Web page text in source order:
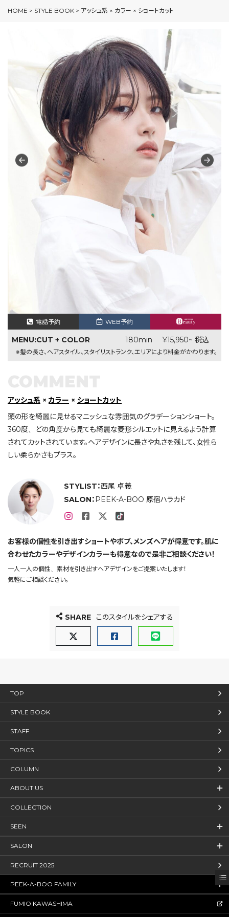
HOME > STYLE BOOK > アッシュ系 × カラー × ショートカット
電話予約 WEB予約
MENU:CUT + COLOR 180min ¥15,950~ 税込
※髪の長さ、ヘアスタイル、スタイリストランク、エリアにより料金がかわります。
STYLIST：西尾 卓義
SALON： PEEK-A-BOO 原宿ハラカド
お客様の個性を引き出すショートやボブ、メンズヘアが得意です。肌に
合わせたカラーやデザインカラーも得意なので是非ご相談ください！
一人一人の個性、素材を引き出すヘアデザインをご提案いたします！
気軽にご相談ください。
アッシュ系 × カラー × ショートカット
頭の形を綺麗に見せるマニッシュな雰囲気のグラデーションショート。
360度、どの角度から見ても綺麗な菱形シルエットに見えるよう計算
されてカットされています。ヘアデザインに長さや丸さを残して、女性ら
しい柔らかさもプラス。
SHARE このスタイルをシェアする
TOP
STYLE BOOK
STAFF
TOPICS
COLUMN
ABOUT US
COLLECTION
SEEN
SALON
RECRUIT 2025
PEEK-A-BOO FAMILY
FUMIO KAWASHIMA